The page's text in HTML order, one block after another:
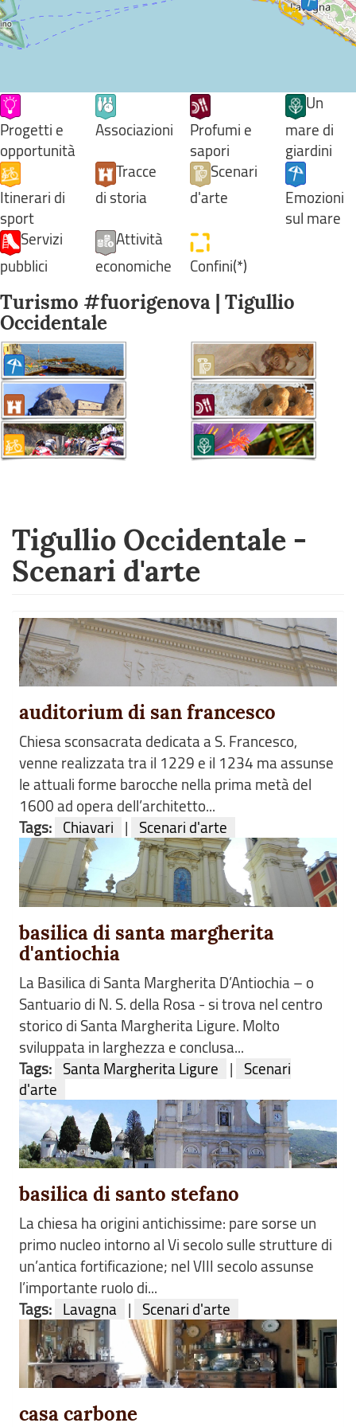
Progetti e
opportunità
Associazioni
Profumi e
sapori
Un
mare di
giardini
Itinerari di
sport
Tracce
di storia
Scenari
d'arte
Emozioni
sul mare
Servizi
pubblici
Attività
economiche
Confini(*)
Turismo #fuorigenova | Tigullio
Occidentale
Tigullio Occidentale -
Scenari d'arte
auditorium di san francesco
Chiesa sconsacrata dedicata a S. Francesco,
venne realizzata tra il 1229 e il 1234 ma assunse
le attuali forme barocche nella prima metà del
1600 ad opera dell’architetto...
Tags: Chiavari | Scenari d'arte
basilica di santa margherita
d'antiochia
La Basilica di Santa Margherita D’Antiochia – o
Santuario di N. S. della Rosa - si trova nel centro
storico di Santa Margherita Ligure. Molto
sviluppata in larghezza e conclusa...
Tags: Santa Margherita Ligure |
Scenari
d'arte
basilica di santo stefano
La chiesa ha origini antichissime: pare sorse un
primo nucleo intorno al Vi secolo sulle strutture di
un’antica fortificazione; nel VIII secolo assunse
l’importante ruolo di...
Tags: Lavagna | Scenari d'arte
casa carbone